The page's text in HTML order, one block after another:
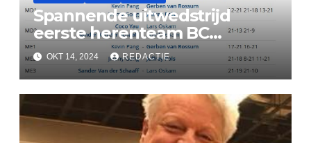
Spannende uitwedstrijd
eerste herenteam BC
Lekkerkerk
OKT 14, 2024 REDACTIE